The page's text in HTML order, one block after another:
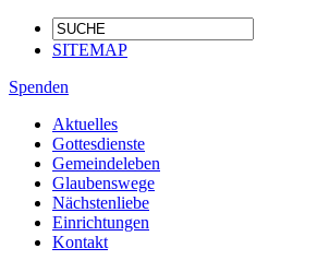
SITEMAP
Spenden
Aktuelles
Gottesdienste
Gemeindeleben
Glaubenswege
Nächstenliebe
Einrichtungen
Kontakt